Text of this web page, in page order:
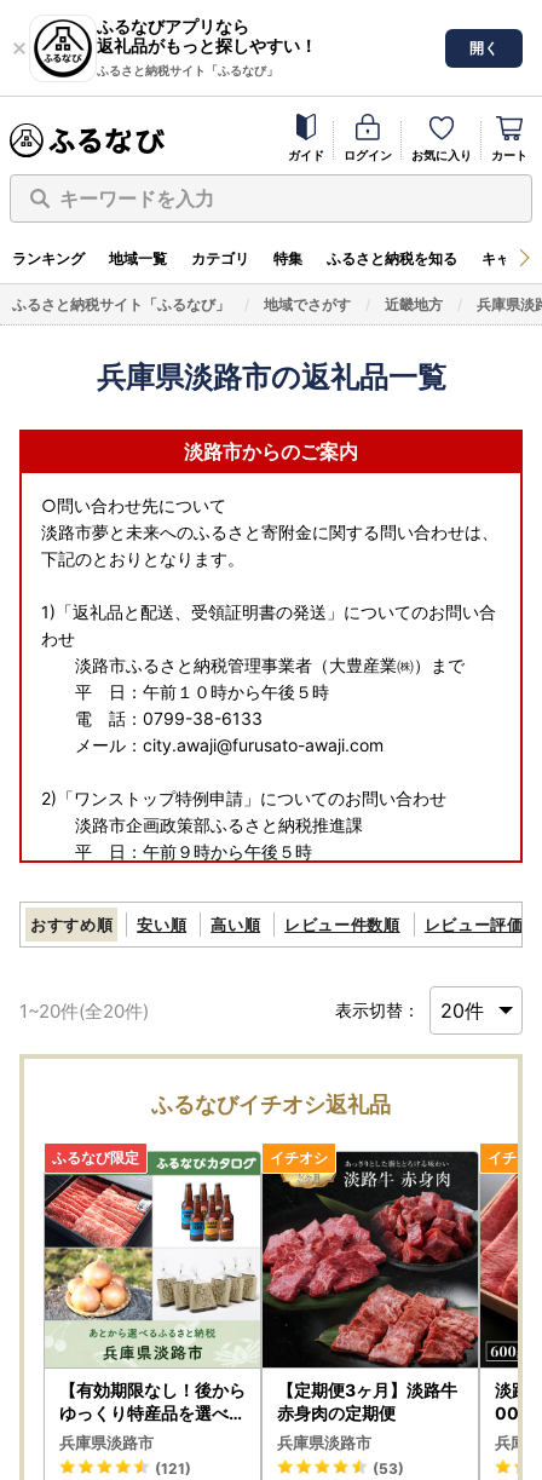
ふるなびアプリなら
返礼品がもっと探しやすい！
ふるさと納税サイト「ふるなび」
開く
ガイド ログイン お気に入り カート
キーワードを入力
ランキング 地域一覧 カテゴリ 特集 ふるさと納税を知る キャン
ふるさと納税サイト「ふるなび」 地域でさがす 近畿地方 兵庫県淡
兵庫県淡路市の返礼品一覧
淡路市からのご案内
○問い合わせ先について
淡路市夢と未来へのふるさと寄附金に関する問い合わせは、
下記のとおりとなります。
1)「返礼品と配送、受領証明書の発送」についてのお問い合
わせ
淡路市ふるさと納税管理事業者（大豊産業㈱）まで
平 日：午前１０時から午後５時
電 話：0799-38-6133
メール：city.awaji@furusato-awaji.com
2)「ワンストップ特例申請」についてのお問い合わせ
淡路市企画政策部ふるさと納税推進課
平 日：午前９時から午後５時
メール：awaji_furusato@city.awaji.lg.jp
【淡路市夢と未来へのふるさと寄附金の活用報告について】
令和６年度に淡路市夢と未来へのふるさと寄付金を活用して
詳細は下記をご確認ください。
https://www.city.awaji.lg.jp/uploaded/life/52844_17501
おすすめ順 安い順 高い順 レビュー件数順 レビュー評価順
1~20件(全20件) 表示切替：
ふるなびイチオシ返礼品
【有効期限なし！後から
ゆっくり特産品を選べる
】兵庫県淡路市カタログ
ポイント
兵庫県淡路市
(121)
【定期便3ヶ月】淡路牛
赤身肉の定期便
兵庫県淡路市
(53)
淡路
00g
礼品
兵庫